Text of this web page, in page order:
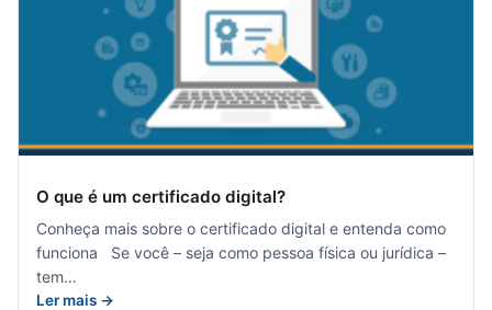
O que é um certificado digital?
Conheça mais sobre o certificado digital e entenda como
funciona Se você – seja como pessoa física ou jurídica –
tem…
Ler mais →